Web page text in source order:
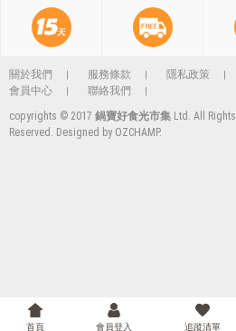
關於我們 服務條款 隱私政策
會員中心
聯絡我們
copyrights © 2017 鍋寶好食光市集 Ltd. All Rights
Reserved. Designed by OZCHAMP.
首頁 會員登入 追蹤清單